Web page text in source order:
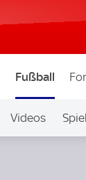
Fußball
Videos